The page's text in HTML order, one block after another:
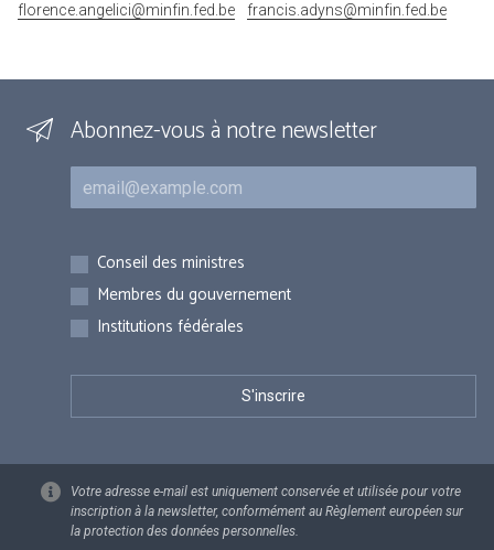
florence.angelici@minfin.fed.be
francis.adyns@minfin.fed.be
Abonnez-vous à notre newsletter
Courriel
Inscriptions
Conseil des ministres
Membres du gouvernement
Institutions fédérales
Votre adresse e-mail est uniquement conservée et utilisée pour votre
inscription à la newsletter, conformément au Règlement européen sur
la protection des données personnelles.